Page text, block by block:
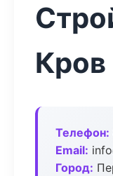
Телефон:
Email:
Город: